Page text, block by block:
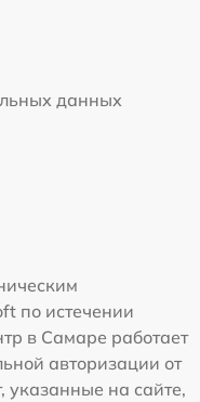
данных
по истечении
в Самаре работает
авторизации от
указанные на сайте,